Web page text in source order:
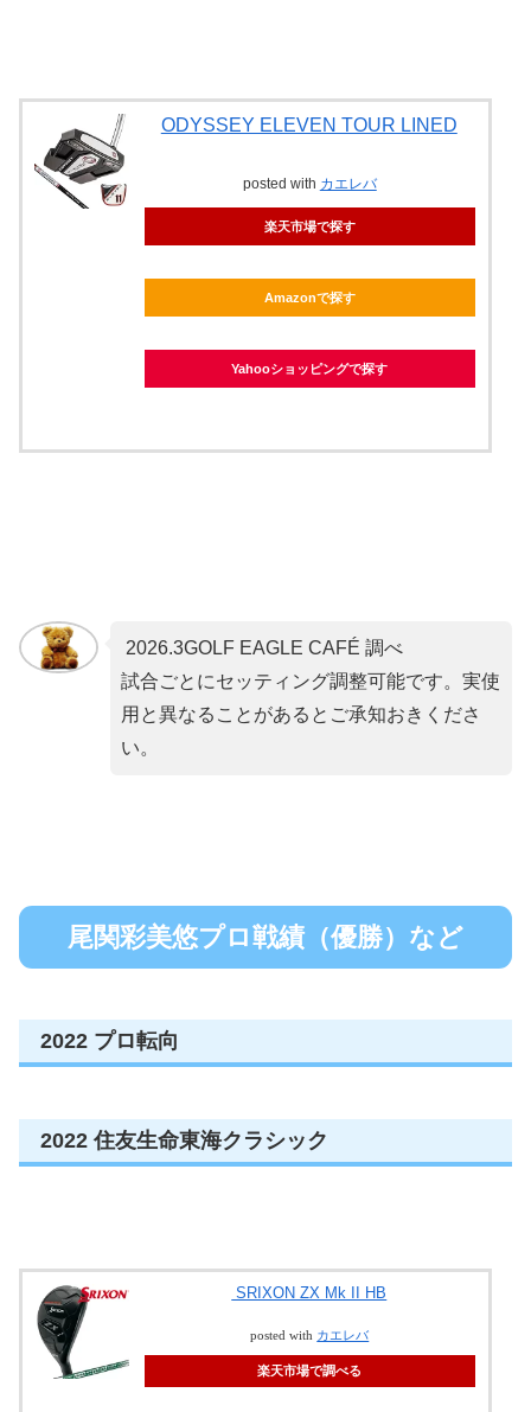
ODYSSEY ELEVEN TOUR LINED
posted with カエレバ
楽天市場で探す
Amazonで探す
Yahooショッピングで探す
2026.3GOLF EAGLE CAFÉ 調べ
試合ごとにセッティング調整可能です。実使
用と異なることがあるとご承知おきくださ
い。
尾関彩美悠プロ戦績（優勝）など
2022 プロ転向
2022 住友生命東海クラシック
SRIXON ZX Mk II HB
posted with カエレバ
楽天市場で調べる